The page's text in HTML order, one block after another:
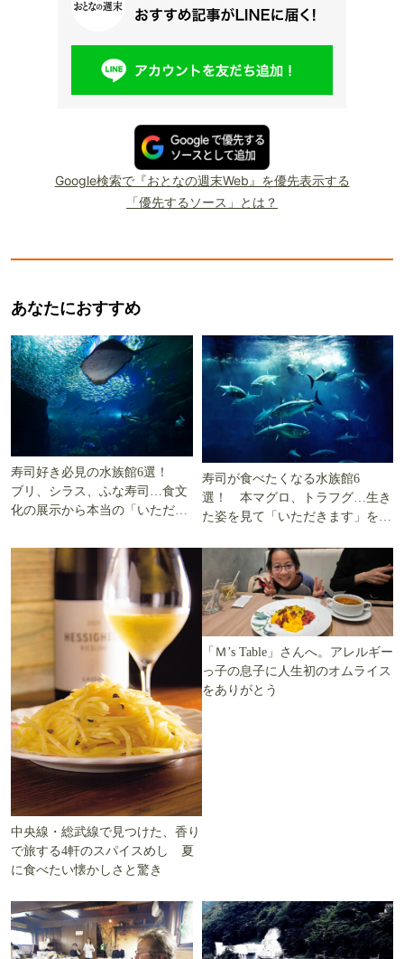
Google検索で『おとなの週末Web』を優先表示する
「優先するソース」とは？
あなたにおすすめ
寿司好き必見の水族館6選！
ブリ、シラス、ふな寿司…食文
化の展示から本当の「いただき
寿司が食べたくなる水族館6
選！ 本マグロ、トラフグ…生き
た姿を見て「いただきます」を考
中央線・総武線で見つけた、香り
で旅する4軒のスパイスめし 夏
に食べたい懐かしさと驚き
「Ｍ’s Table」さんへ。アレルギー
っ子の息子に人生初のオムライス
をありがとう